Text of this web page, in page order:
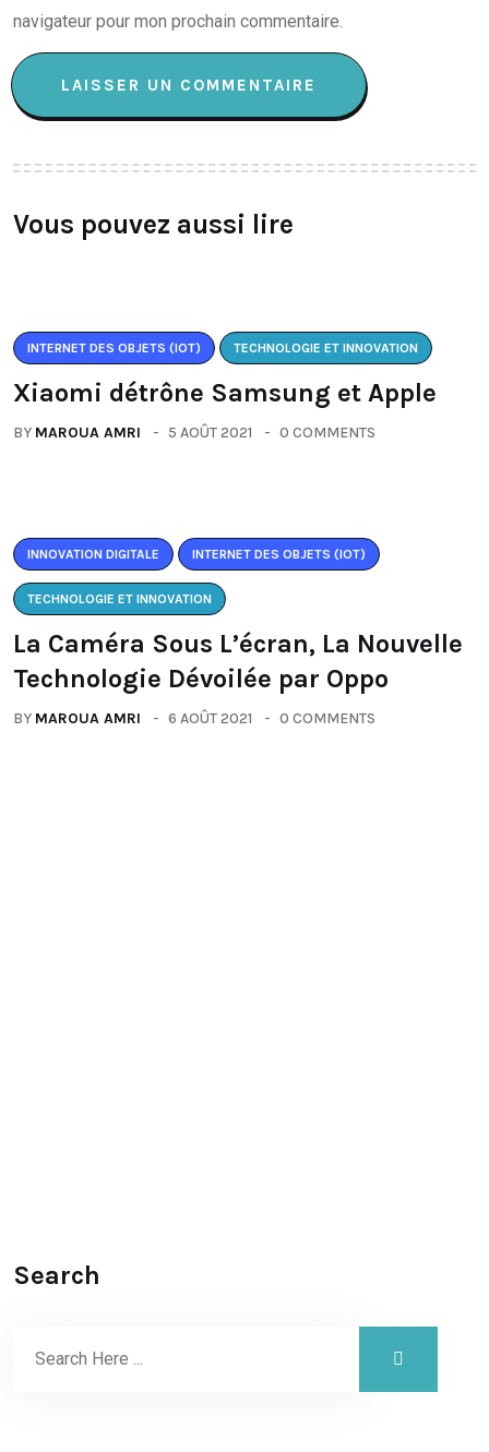
navigateur pour mon prochain commentaire.
Vous pouvez aussi lire
INTERNET DES OBJETS (IOT) TECHNOLOGIE ET INNOVATION
Xiaomi détrône Samsung et Apple
BY MAROUA AMRI 5 AOÛT 2021 0 COMMENTS
INNOVATION DIGITALE INTERNET DES OBJETS (IOT)
TECHNOLOGIE ET INNOVATION
La Caméra Sous L’écran, La Nouvelle
Technologie Dévoilée par Oppo
BY MAROUA AMRI 6 AOÛT 2021 0 COMMENTS
Search